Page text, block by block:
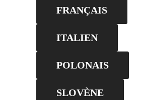
FRANÇAIS
ITALIEN
POLONAIS
SLOVÈNE